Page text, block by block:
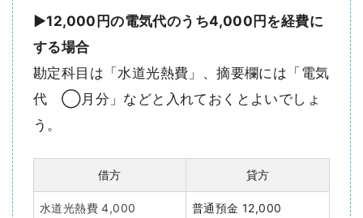
▶12,000円の電気代のうち4,000円を経費に
する場合
勘定科目は「水道光熱費」、摘要欄には「電気
代 ◯月分」などと入れておくとよいでしょ
う。
借方 貸方
水道光熱費 4,000 普通預金 12,000